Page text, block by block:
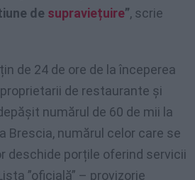
de supraviețuire”, scrie
de 24 de ore de la începerea
de restaurante și
numărul de 60 de mii la
Brescia, numărul celor care se
deschide porțile oferind servicii
”oficială” – provizorie